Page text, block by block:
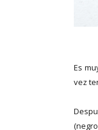
Es
vez